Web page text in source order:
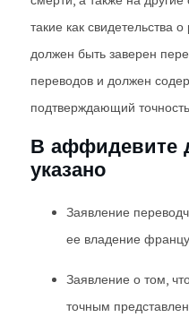
такие как свидетельства
должен быть заверен
переводов и должен
подтверждающий
В аффидевите
указано
Заявление
ее владение
Заявление о том,
точным